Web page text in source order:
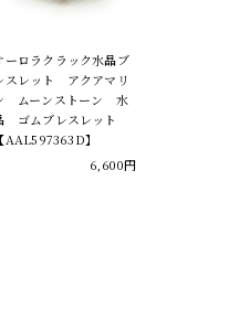
ーロラクラック水晶ブ
スレット アクアマリ
ムーンストーン 水
ゴムブレスレット
【AAL597363D】
6,600円